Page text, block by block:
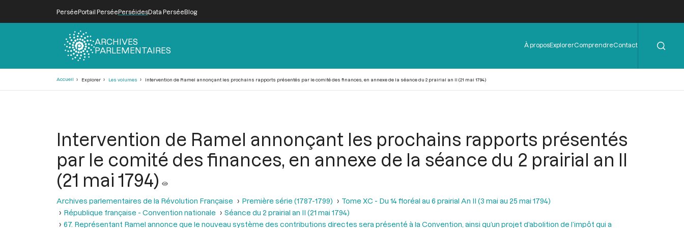
PerséePortail PerséePerséidesData PerséeBlog
ARCHIVES
PARLEMENTAIRES
Menu
de
À proposExplorerComprendreContact
Accueil Explorer Les volumes Intervention de Ramel annonçant les prochains rapports présentés par le comité des finances, en annexe de la séance du 2 prairial an II (21 mai 1794)
Intervention de Ramel annonçant les prochains rapports présentés
par le comité des finances, en annexe de la séance du 2 prairial an II
(21 mai 1794)
Archives parlementaires de la Révolution Française Première série (1787-1799)
Tome XC - Du 14 floréal au 6 prairial An II (3 mai au 25 mai 1794)
République française - Convention nationale
Séance du 2 prairial an II (21 mai 1794)
67. Représentant Ramel annonce que le nouveau système des contributions directes sera présenté à la Convention, ainsi qu’un projet d’abolition de l’impôt qui a